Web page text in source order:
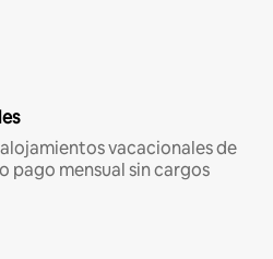
vacacionales de
pago mensual sin cargos